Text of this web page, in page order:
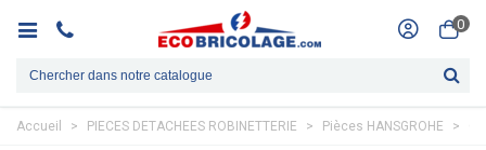
0
Accueil > PIECES DETACHEES ROBINETTERIE > Pièces HANSGROHE >